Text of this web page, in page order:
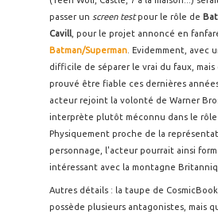
passer un screen testpour le rôle de
Cavill , pour le projet annoncé en
Batman/Superman . Evidemment, avec
difficile de séparer le vrai du faux,
prouvé être fiable ces dernières
acteur rejoint la volonté de Warner
interprète plutôt méconnu dans le rôle
Physiquement proche de la
personnage, l'acteur pourrait ainsi
intéressant avec la montagne
Autres détails : la taupe de
possède plusieurs antagonistes, mais